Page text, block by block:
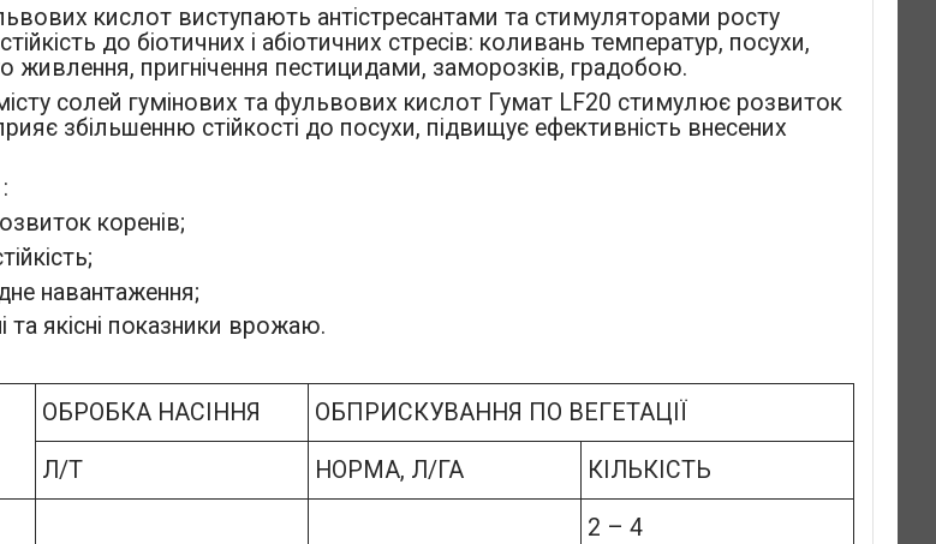
кислот виступають антістресантами та стимуляторами росту
до біотичних і абіотичних стресів: коливань температур, посухи,
живлення, пригнічення пестицидами, заморозків, градобою.
солей гумінових та фульвових кислот Гумат LF20 стимулює розвиток
збільшенню стійкості до посухи, підвищує ефективність внесених
коренів;
навантаження;
та якісні показники врожаю.
ОБРОБКА НАСІННЯ ОБПРИСКУВАННЯ ПО ВЕГЕТАЦІЇ
Л/Т НОРМА, Л/ГА КІЛЬКІСТЬ
2 – 4